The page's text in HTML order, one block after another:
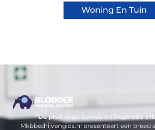
Woning En Tuin
“De plek waar kennis en inspiratie
Mkbbedrijvengids.nl presenteert een breed